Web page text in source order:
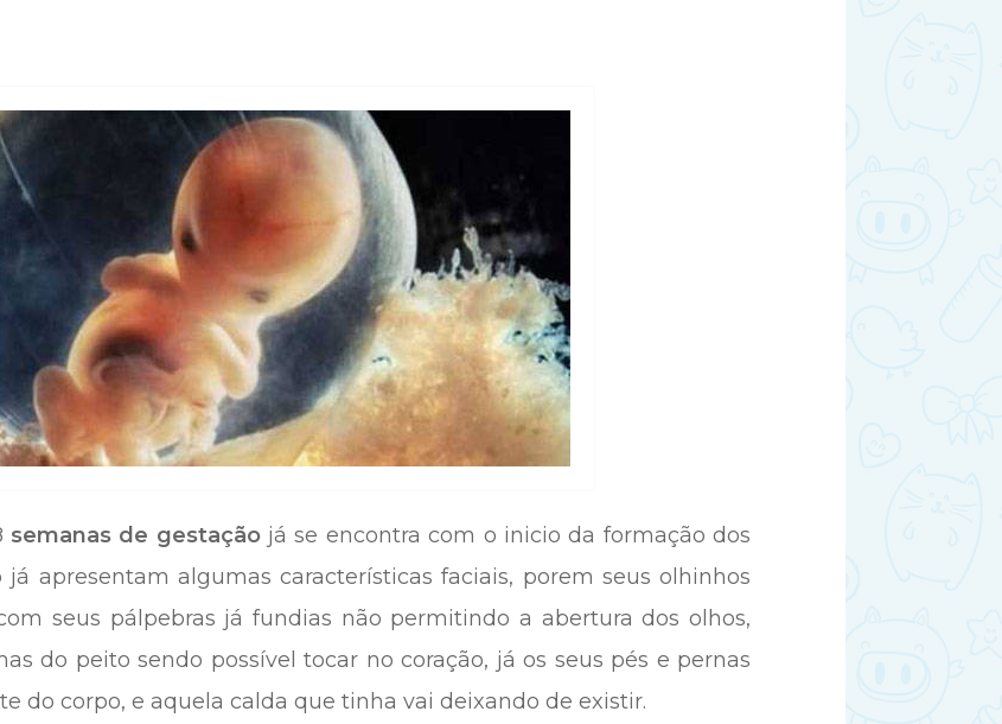
semanas de gestaçãojá se encontra com o inicio da formação dos
apresentam algumas características faciais, porem seus olhinhos
seus pálpebras já fundias não permitindo a abertura dos olhos,
do peito sendo possível tocar no coração, já os seus pés e pernas
do corpo, e aquela calda que tinha vai deixando de existir.